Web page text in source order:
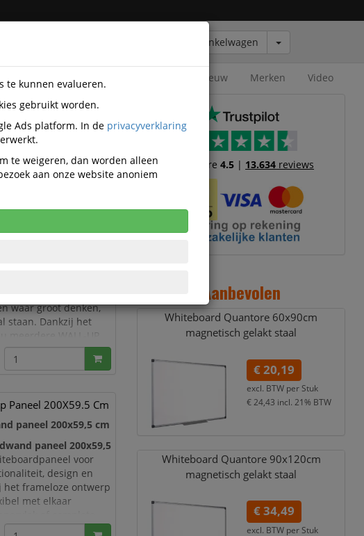
Winkelwagen
Nieuw Merken Video
Paneel 200X119.5
paneel 200x119 cm
paneel 200x119
waar groot denken,
staan. Dankzij het
meerdere WALL-UP
extra groot
creëren. Ideaal
Paneel 200X59.5 Cm
paneel 200x59,5 cm
paneel 200x59,5
voor
design en
het frameloze ontwerp
met elkaar
paneel ideaal voor k
Trustscore4.5 | 13.634 reviews
Aanbevolen
Whiteboard Quantore 60x90cm
magnetisch gelakt staal
€ 20,19
excl. BTW per Stuk
€ 24,43 incl. 21% BTW
Whiteboard Quantore 90x120cm
magnetisch gelakt staal
€ 34,49
excl. BTW per Stuk
te kunnen evalueren.
gebruikt worden.
Ads platform. In de privacyverklaring
te weigeren, dan worden alleen
aan onze website anoniem